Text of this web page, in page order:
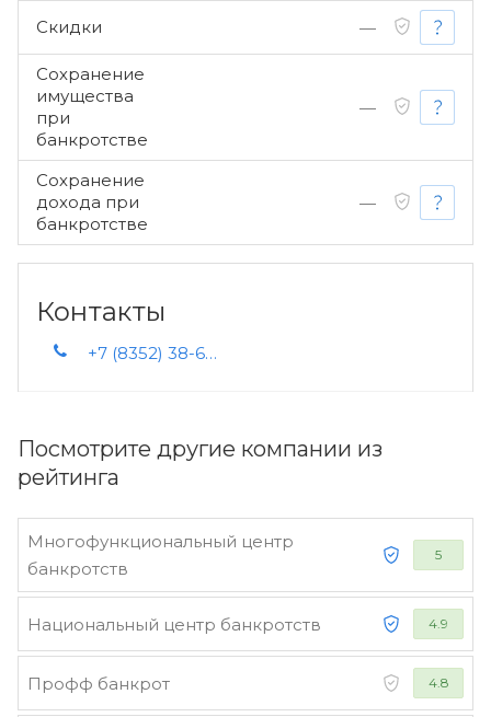
Посмотрите другие компании из
рейтинга
Многофункциональный центр
банкротств
5
Национальный центр банкротств 4.9
Профф банкрот 4.8
Скидки —
Сохранение
имущества
при
банкротстве
—
Сохранение
дохода при
банкротстве
—
Контакты
+7 (8352) 38-64-32 +7 927 668-64-32 +7 927 638-64-32